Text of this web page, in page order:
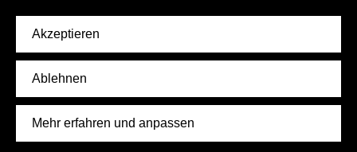
Akzeptieren
Ablehnen
Mehr erfahren und anpassen